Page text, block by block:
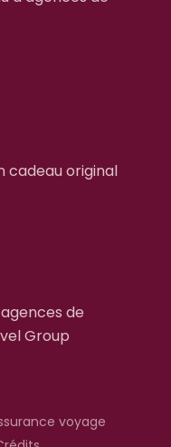
cadeau original
de
Group
voyage